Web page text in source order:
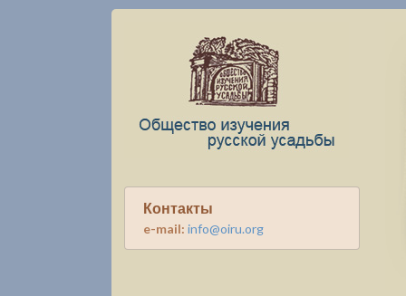
Контакты
e-mail: info@oiru.org